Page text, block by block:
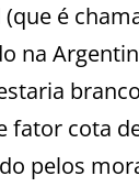
é
na
fator cota
pelos